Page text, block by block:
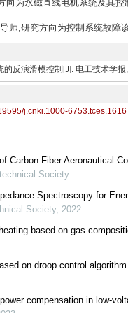
向为永磁直线电机系统及其
师,研究方向为控制系统故
的反演滑模控制[J]. 电工技术
j.cnki.1000-
Carbon Fiber Aeronautical
Society
Spectroscopy for
Society, 2022
based on gas
on droop control
compensation in low-